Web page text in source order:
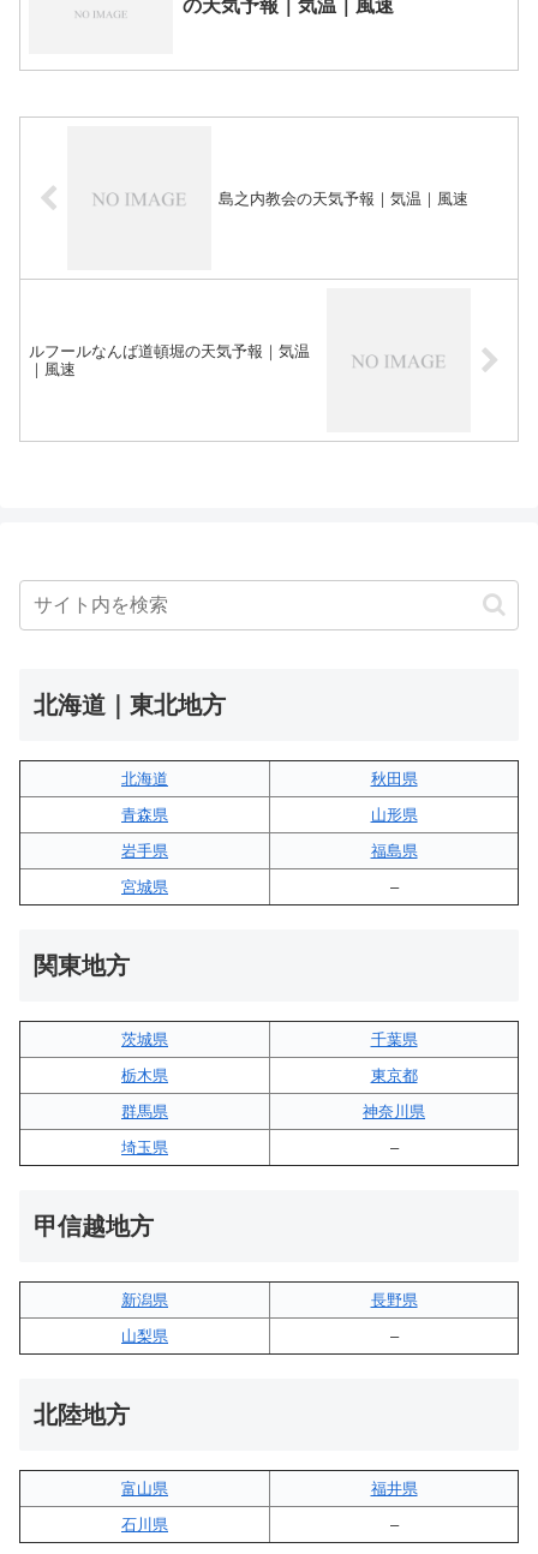
の天気予報｜気温｜風速
島之内教会の天気予報｜気温｜風速
ルフールなんば道頓堀の天気予報｜気温
｜風速
北海道｜東北地方
北海道
秋田県
青森県
山形県
岩手県
福島県
宮城県
–
関東地方
茨城県
千葉県
栃木県
東京都
群馬県
神奈川県
埼玉県
–
甲信越地方
新潟県
長野県
山梨県
–
北陸地方
富山県
福井県
石川県
–